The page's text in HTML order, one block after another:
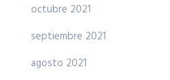
octubre 2021
septiembre 2021
agosto 2021